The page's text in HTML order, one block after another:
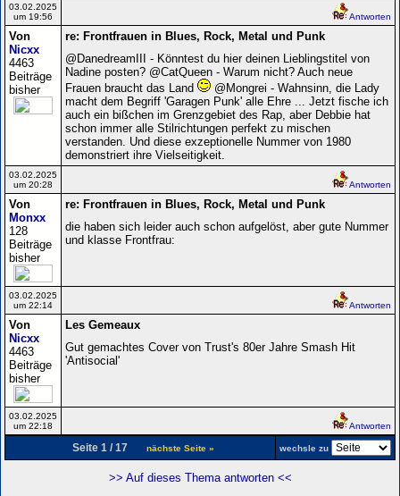
03.02.2025
um 19:56
Antworten
Von
Nicxx
4463
Beiträge
bisher
re: Frontfrauen in Blues, Rock, Metal und Punk
@DanedreamIII - Könntest du hier deinen Lieblingstitel von
Nadine posten? @CatQueen - Warum nicht? Auch neue
Frauen braucht das Land
@Mongrei - Wahnsinn, die Lady
macht dem Begriff 'Garagen Punk' alle Ehre ... Jetzt fische ich
auch ein bißchen im Grenzgebiet des Rap, aber Debbie hat
schon immer alle Stilrichtungen perfekt zu mischen
verstanden. Und diese exzeptionelle Nummer von 1980
demonstriert ihre Vielseitigkeit.
03.02.2025
um 20:28
Antworten
Von
Monxx
128
Beiträge
bisher
re: Frontfrauen in Blues, Rock, Metal und Punk
die haben sich leider auch schon aufgelöst, aber gute Nummer
und klasse Frontfrau:
03.02.2025
um 22:14
Antworten
Von
Nicxx
4463
Beiträge
bisher
Les Gemeaux
Gut gemachtes Cover von Trust's 80er Jahre Smash Hit
'Antisocial'
03.02.2025
um 22:18
Antworten
Seite 1 / 17 nächste Seite » wechsle zu
>> Auf dieses Thema antworten <<